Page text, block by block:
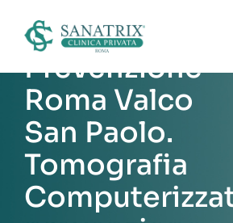
content
Prevenzione
Roma Valco
San Paolo.
Tomografia